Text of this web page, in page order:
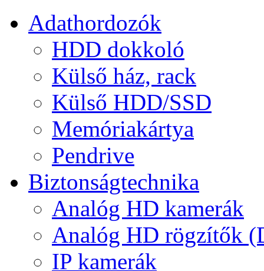
Adathordozók
HDD dokkoló
Külső ház, rack
Külső HDD/SSD
Memóriakártya
Pendrive
Biztonságtechnika
Analóg HD kamerák
Analóg HD rögzítők
IP kamerák